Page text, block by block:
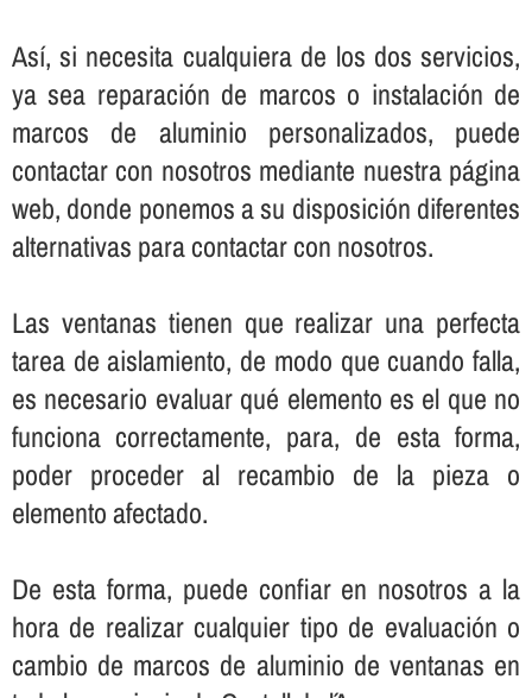
Así­, si necesita cualquiera de los dos servicios,
ya sea reparación de marcos o instalación de
marcos de aluminio personalizados, puede
contactar con nosotros mediante nuestra página
web, donde ponemos a su disposición diferentes
alternativas para contactar con nosotros.
Las ventanas tienen que realizar una perfecta
tarea de aislamiento, de modo que cuando falla,
es necesario evaluar qué elemento es el que no
funciona correctamente, para, de esta forma,
poder proceder al recambio de la pieza o
elemento afectado.
De esta forma, puede confiar en nosotros a la
hora de realizar cualquier tipo de evaluación o
cambio de marcos de aluminio de ventanas en